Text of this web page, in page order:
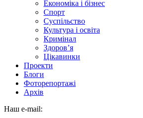
Економіка і бізнес
Спорт
Суспільство
Культура і освіта
Кримінал
Здоров’я
Цікавинки
Проекти
Блоги
Фоторепортажі
Архів
Наш e-mail: